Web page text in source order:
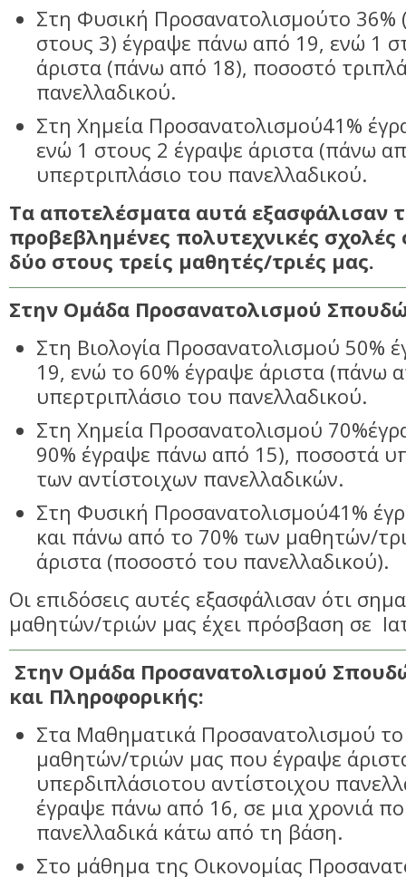
Στη Φυσική Προσανατολισμούτο
στους 3) έγραψε πάνω από 19, ενώ 1
άριστα (πάνω από 18), ποσοστό
πανελλαδικού.
Στη Χημεία Προσανατολισμού41%
ενώ 1 στους 2 έγραψε άριστα (πάνω
υπερτριπλάσιο του πανελλαδικού.
Τα αποτελέσματα αυτά εξασφάλισαν
προβεβλημένες πολυτεχνικές σχολές
δύο στους τρείς μαθητές/τριές μας.
Στην Ομάδα Προσανατολισμού
Στη Βιολογία Προσανατολισμού 50%
19, ενώ το 60% έγραψε άριστα (πάνω
υπερτριπλάσιο του πανελλαδικού.
Στη Χημεία Προσανατολισμού
90% έγραψε πάνω από 15), ποσοστά
των αντίστοιχων πανελλαδικών.
Στη Φυσική Προσανατολισμού41%
και πάνω από το 70% των μαθητών/
άριστα (ποσοστό του πανελλαδικού).
Οι επιδόσεις αυτές εξασφάλισαν ότι
μαθητών/τριών μας έχει πρόσβαση σε
Στην Ομάδα Προσανατολισμού
και Πληροφορικής:
Στα Μαθηματικά Προσανατολισμού
μαθητών/τριών μας που έγραψε
υπερδιπλάσιοτου αντίστοιχου
έγραψε πάνω από 16, σε μια χρονιά
πανελλαδικά κάτω από τη βάση.
Στο μάθημα της Οικονομίας